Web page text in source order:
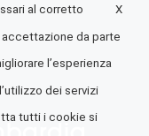
X
al corretto
da parte
l’esperienza
dei servizi
tutti i cookie si